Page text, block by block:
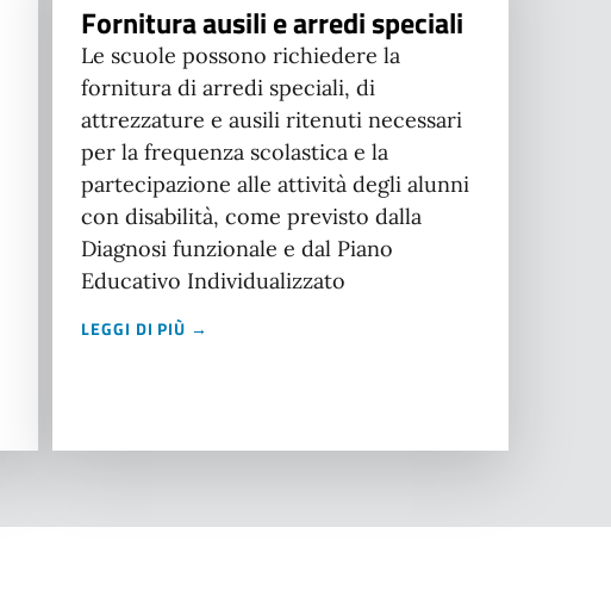
Fornitura ausili e arredi speciali
Le scuole possono richiedere la
fornitura di arredi speciali, di
attrezzature e ausili ritenuti necessari
per la frequenza scolastica e la
partecipazione alle attività degli alunni
con disabilità, come previsto dalla
Diagnosi funzionale e dal Piano
Educativo Individualizzato
LEGGI DI PIÙ →